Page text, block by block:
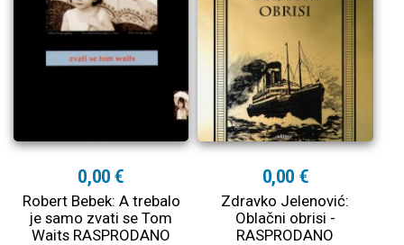
0,00 €
Robert Bebek: A trebalo
je samo zvati se Tom
Waits RASPRODANO
0,00 €
Zdravko Jelenović:
Oblačni obrisi -
RASPRODANO